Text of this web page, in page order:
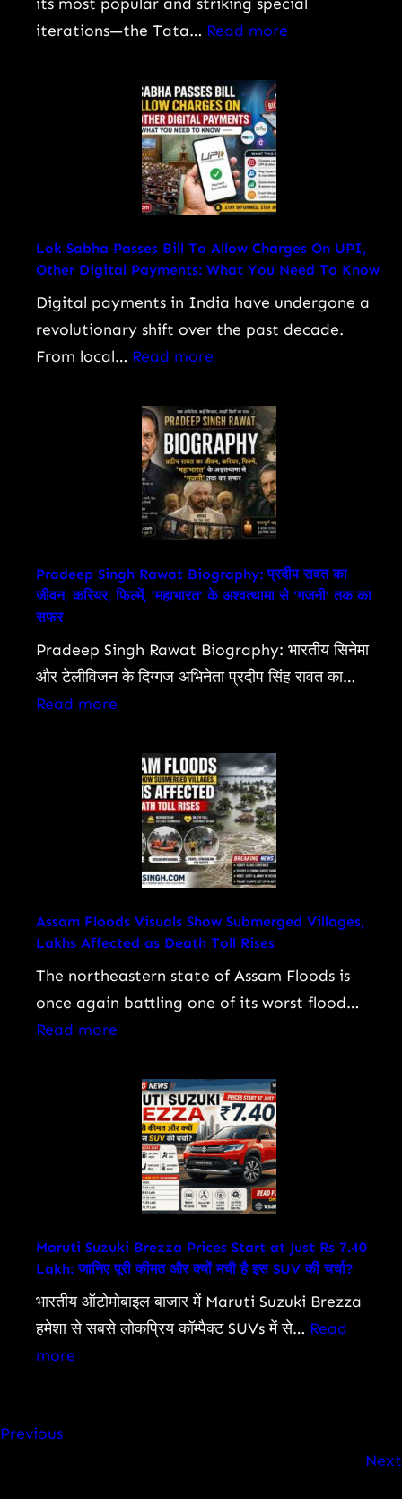
iterations—the Tata… Read more
9.99
Lakh:
Price,
Features,
Lok Sabha Passes Bill To Allow Charges On UPI,
Other Digital Payments: What You Need To Know
Digital payments in India have undergone a
revolutionary shift over the past decade.
From local… Read more
Sabha
Passes
Bill
To
Allow
Charges
On
UPI,
Digital
Payments:
Need
To
Know
Pradeep Singh Rawat Biography: प्रदीप रावत का
जीवन, करियर, फिल्में, ‘महाभारत’ के अश्वत्थामा से ‘गजनी’ तक का
सफर
Pradeep Singh Rawat Biography: भारतीय सिनेमा
और टेलीविजन के दिग्गज अभिनेता प्रदीप सिंह रावत का…
Read more
Singh
Rawat
Biography:
प्रदीप
रावत
जीवन,
करियर,
फिल्में,
‘महाभारत’
‘गजनी’
सफर
Assam Floods Visuals Show Submerged Villages,
Lakhs Affected as Death Toll Rises
The northeastern state of Assam Floods is
once again battling one of its worst flood…
Read more
Floods
Visuals
Show
Submerged
Villages,
Lakhs
Affected
as
Death
Toll
Maruti Suzuki Brezza Prices Start at Just Rs 7.40
Lakh: जानिए पूरी कीमत और क्यों मची है इस SUV की चर्चा?
भारतीय ऑटोमोबाइल बाजार में Maruti Suzuki Brezza
हमेशा से सबसे लोकप्रिय कॉम्पैक्ट SUVs में से… Read
more
Previous
Next